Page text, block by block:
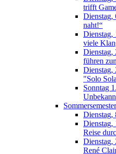
trifft
Dienstag,
naht!“
Dienstag,
viele
Dienstag,
führen
Dienstag,
"Solo
Sonntag
Dienstag,
Dienstag,
Reise
Dienstag,
René